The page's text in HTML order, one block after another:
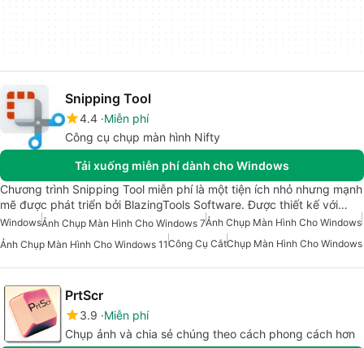
Snipping Tool
4.4 Miễn phí
Công cụ chụp màn hình Nifty
Tải xuống miễn phí dành cho Windows
Chương trình Snipping Tool miễn phí là một tiện ích nhỏ nhưng mạnh
mẽ được phát triển bởi BlazingTools Software. Được thiết kế với…
WindowsẢnh Chụp Màn Hình Cho Windows 7Ảnh Chụp Màn Hình Cho Windows
Ảnh Chụp Màn Hình Cho Windows 11Công Cụ CắtChụp Màn Hình Cho Windows
PrtScr
3.9 Miễn phí
Chụp ảnh và chia sẻ chúng theo cách phong cách hơn